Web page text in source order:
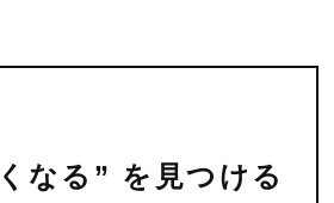
なる” を見つける